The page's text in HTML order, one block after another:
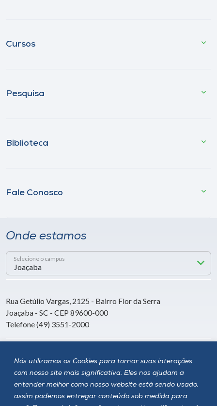
Nós utilizamos os Cookies para tornar suas interações
com nosso site mais significativa. Eles nos ajudam a
entender melhor como nosso website está sendo usado,
assim podemos entregar conteúdo sob medida para
Cursos
Pesquisa
Biblioteca
Fale Conosco
Onde estamos
Selecione o campus
Rua Getúlio Vargas, 2125 - Bairro Flor da Serra
Joaçaba - SC - CEP 89600-000
Telefone (49) 3551-2000
Siga a Unoesc